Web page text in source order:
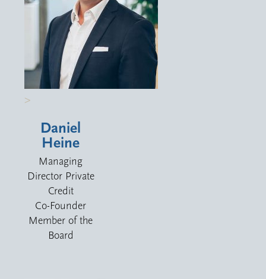
>
Daniel
Heine
Managing
Director Private
Credit
Co-Founder
Member of the
Board